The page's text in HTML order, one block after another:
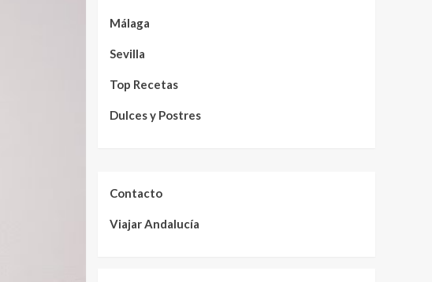
Málaga
Sevilla
Top Recetas
Dulces y Postres
Contacto
Viajar Andalucía